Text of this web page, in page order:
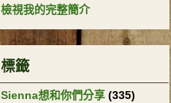
檢視我的完整簡介
標籤
Sienna想和你們分享 (335)